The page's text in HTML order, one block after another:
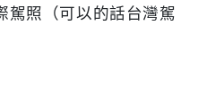
駕照（可以的話台灣駕